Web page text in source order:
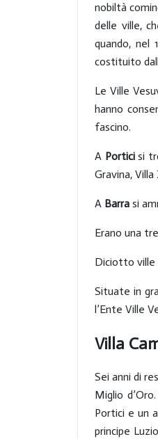
nobiltà
delle ville,
quando, nel
costituito
Le Ville
hanno
fascino.
A Porticisi
Gravina, Villa
A Barra si
Erano una
Diciotto ville
Situate in
l’Ente Ville
Villa
Sei anni di
Miglio
Portici e un
principe